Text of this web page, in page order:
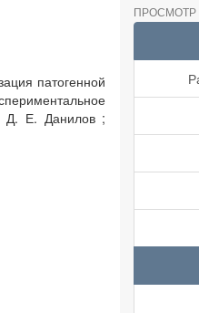
патогенной
Д. Е. Данилов ;
ПРОСМОТР